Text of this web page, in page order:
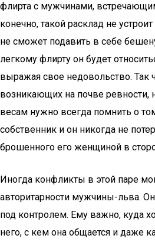
флирта с мужчинами,
конечно, такой расклад не
не сможет подавить в себе
легкому флирту он будет
выражая свое недовольство. Так
возникающих на почве ревности,
весам нужно всегда помнить о
собственник и он никогда не
брошенного его женщиной в
Иногда конфликты в этой паре
авторитарности мужчины-льва.
под контролем. Ему важно, куда
него, с кем она общается и даже